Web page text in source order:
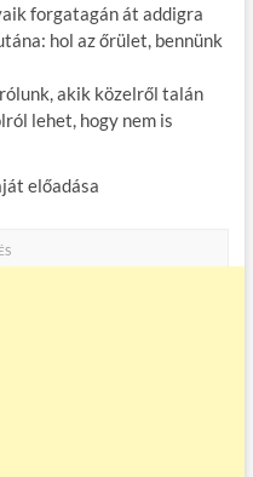
forgatagán át addigra
hol az őrület, bennünk
akik közelről talán
lehet, hogy nem is
előadása